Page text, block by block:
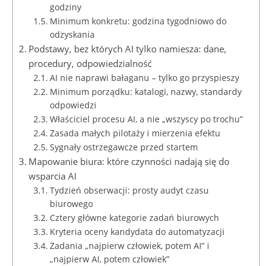
godziny
Minimum konkretu: godzina tygodniowo do
odzyskania
Podstawy, bez których AI tylko namiesza: dane,
procedury, odpowiedzialność
AI nie naprawi bałaganu – tylko go przyspieszy
Minimum porządku: katalogi, nazwy, standardy
odpowiedzi
Właściciel procesu AI, a nie „wszyscy po trochu”
Zasada małych pilotaży i mierzenia efektu
Sygnały ostrzegawcze przed startem
Mapowanie biura: które czynności nadają się do
wsparcia AI
Tydzień obserwacji: prosty audyt czasu
biurowego
Cztery główne kategorie zadań biurowych
Kryteria oceny kandydata do automatyzacji
Zadania „najpierw człowiek, potem AI” i
„najpierw AI, potem człowiek”